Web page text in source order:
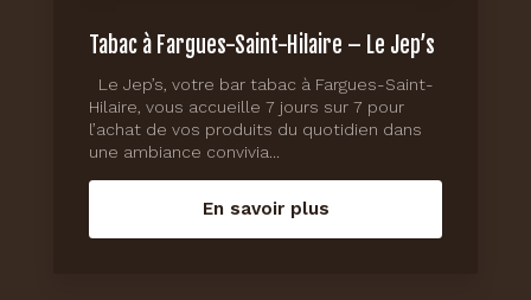
Tabac à Fargues-Saint-Hilaire – Le Jep’s
Le Jep’s, votre bar tabac à Fargues-Saint-
Hilaire, vous accueille 7 jours sur 7 pour
l’achat de vos produits du quotidien dans
une ambiance convivia...
En savoir plus